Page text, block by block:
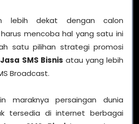
lebih dekat dengan calon
mencoba hal yang satu ini
satu pilihan strategi promosi
Jasa SMS Bisnis atau yang lebih
Broadcast.
maraknya persaingan dunia
tersedia di internet berbagai